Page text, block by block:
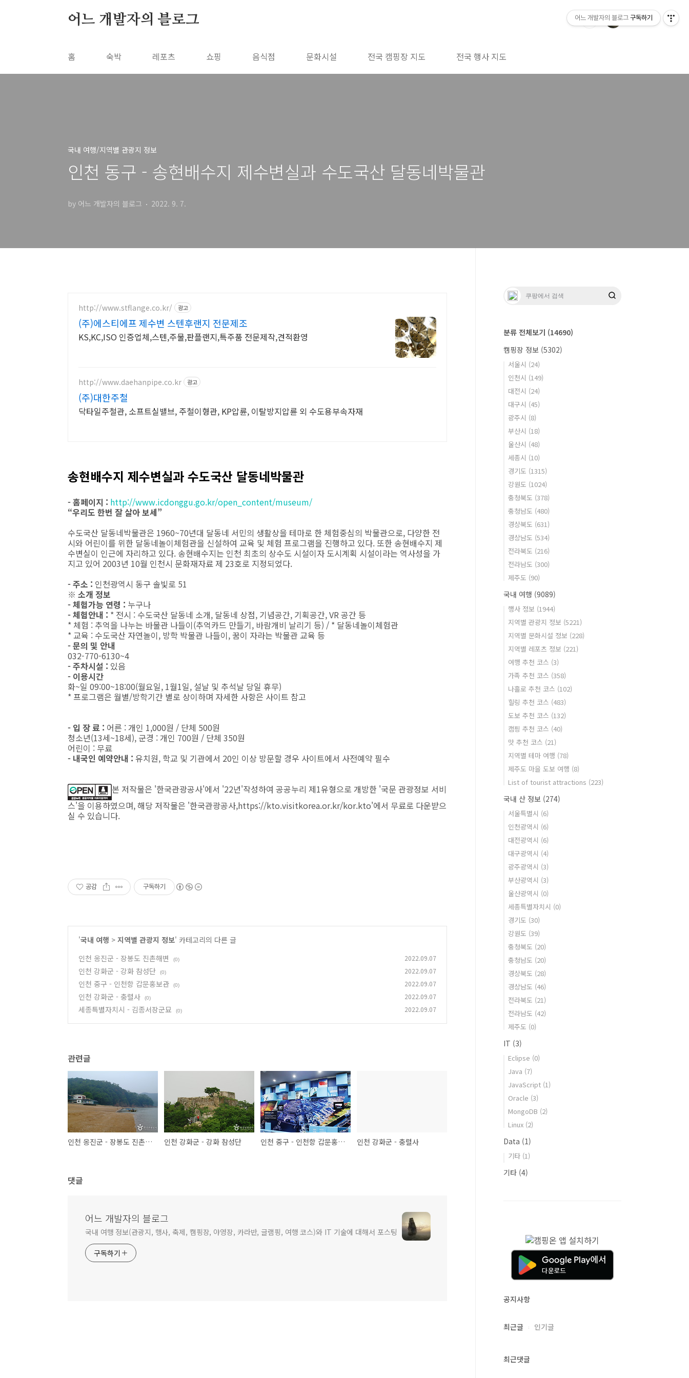
어느 개발자의 블로그
홈 숙박 레포츠 쇼핑 음식점 문화시설 전국 캠핑장 지도 전국 행사 지도
국내 여행/지역별 관광지 정보
인천 동구 - 송현배수지 제수변실과 수도국산 달동네박물관
by 어느 개발자의 블로그 2022. 9. 7.
http://www.stflange.co.kr/ 광고
(주)에스티에프 제수변 스텐후랜지 전문제조
KS,KC,ISO 인증업체,스텐,주물,판플랜지,특주품 전문제작,견적환영
http://www.daehanpipe.co.kr 광고
(주)대한주철
닥타일주철관, 소프트실밸브, 주철이형관, KP압륜, 이탈방지압륜 외 수도용부속자재
송현배수지 제수변실과 수도국산 달동네박물관
- 홈페이지 : http://www.icdonggu.go.kr/open_content/museum/
“우리도 한번 잘 살아 보세”
수도국산 달동네박물관은 1960~70년대 달동네 서민의 생활상을 테마로 한 체험중심의 박물관으로, 다양한 전
시와 어린이를 위한 달동네놀이체험관을 신설하여 교육 및 체험 프로그램을 진행하고 있다. 또한 송현배수지 제
수변실이 인근에 자리하고 있다. 송현배수지는 인천 최초의 상수도 시설이자 도시계획 시설이라는 역사성을 가
지고 있어 2003년 10월 인천시 문화재자료 제 23호로 지정되었다.
- 주소 : 인천광역시 동구 솔빛로 51
※ 소개 정보
- 체험가능 연령 : 누구나
- 체험안내 : * 전시 : 수도국산 달동네 소개, 달동네 상점, 기념공간, 기획공간, VR 공간 등
* 체험 : 추억을 나누는 바물관 나들이(추억카드 만들기, 바람개비 날리기 등) / * 달동네놀이체험관
* 교육 : 수도국산 자연놀이, 방학 박물관 나들이, 꿈이 자라는 박물관 교육 등
- 문의 및 안내
032-770-6130~4
- 주차시설 : 있음
- 이용시간
화~일 09:00~18:00(월요일, 1월1일, 설날 및 추석날 당일 휴무)
* 프로그램은 월별/방학기간 별로 상이하며 자세한 사항은 사이트 참고
- 입 장 료 : 어른 : 개인 1,000원 / 단체 500원
청소년(13세~18세), 군경 : 개인 700원 / 단체 350원
어린이 : 무료
- 내국인 예약안내 : 유치원, 학교 및 기관에서 20인 이상 방문할 경우 사이트에서 사전예약 필수
본 저작물은 '한국관광공사'에서 '22년'작성하여 공공누리 제1유형으로 개방한 '국문 관광정보 서비
스'을 이용하였으며, 해당 저작물은 '한국관광공사,https://kto.visitkorea.or.kr/kor.kto'에서 무료로 다운받으
실 수 있습니다.
공감 구독하기
'국내 여행 > 지역별 관광지 정보' 카테고리의 다른 글
인천 옹진군 - 장봉도 진촌해변
(0) 2022.09.07
인천 강화군 - 강화 참성단 (0) 2022.09.07
인천 중구 - 인천항 갑문홍보관 (0) 2022.09.07
인천 강화군 - 충렬사 (0) 2022.09.07
세종특별자치시 - 김종서장군묘 (0) 2022.09.07
관련글
인천 옹진군 - 장봉도 진촌해변 인천 강화군 - 강화 참성단 인천 중구 - 인천항 갑문홍보관 인천 강화군 - 충렬사
댓글
어느 개발자의 블로그
국내 여행 정보(관광지, 행사, 축제, 캠핑장, 야영장, 카라반, 글램핑, 여행 코스)와 IT 기술에 대해서 포스팅
구독하기
분류 전체보기 (14690)
캠핑장 정보 (5302)
서울시 (24)
인천시 (149)
대전시 (24)
대구시 (45)
광주시 (8)
부산시 (18)
울산시 (48)
세종시 (10)
경기도 (1315)
강원도 (1024)
충청북도 (378)
충청남도 (480)
경상북도 (631)
경상남도 (534)
전라북도 (216)
전라남도 (300)
제주도 (90)
국내 여행 (9089)
행사 정보 (1944)
지역별 관광지 정보 (5221)
지역별 문화시설 정보 (228)
지역별 레포츠 정보 (221)
여행 추천 코스 (3)
가족 추천 코스 (358)
나홀로 추천 코스 (102)
힐링 추천 코스 (483)
도보 추천 코스 (132)
캠핑 추천 코스 (40)
맛 추천 코스 (21)
지역별 테마 여행 (78)
제주도 마을 도보 여행 (8)
List of tourist attractions (223)
국내 산 정보 (274)
서울특별시 (6)
인천광역시 (6)
대전광역시 (6)
대구광역시 (4)
광주광역시 (3)
부산광역시 (3)
울산광역시 (0)
세종특별자치시 (0)
경기도 (30)
강원도 (39)
충청북도 (20)
충청남도 (20)
경상북도 (28)
경상남도 (46)
전라북도 (21)
전라남도 (42)
제주도 (0)
IT (3)
Eclipse (0)
Java (7)
JavaScript (1)
Oracle (3)
MongoDB (2)
Linux (2)
Data (1)
기타 (1)
기타 (4)
공지사항
최근글 인기글
최근댓글
어느 개발자의 블로그 구독하기